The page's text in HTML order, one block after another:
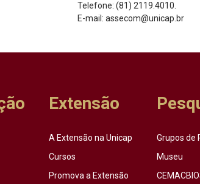
Telefone: (81) 2119.4010.
E-mail: assecom@unicap.br
Extensão
A Extensão na Unicap
Cursos
Promova a Extensão
Grupos de
Museu